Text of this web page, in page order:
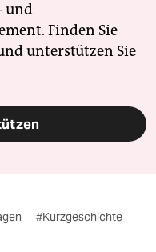
und
Finden Sie
unterstützen Sie
#Kurzgeschichte